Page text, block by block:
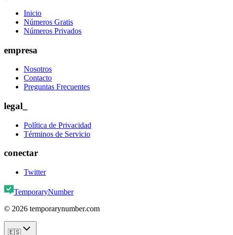
Inicio
Números Gratis
Números Privados
empresa
Nosotros
Contacto
Preguntas Frecuentes
legal_
Política de Privacidad
Términos de Servicio
conectar
Twitter
TemporaryNumber
© 2026 temporarynumber.com
🇪🇸